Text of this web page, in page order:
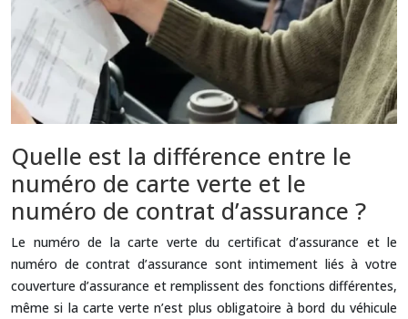
Quelle est la différence entre le
numéro de carte verte et le
numéro de contrat d’assurance ?
Le numéro de la carte verte du certificat d’assurance et le
numéro de contrat d’assurance sont intimement liés à votre
couverture d’assurance et remplissent des fonctions différentes,
même si la carte verte n’est plus obligatoire à bord du véhicule